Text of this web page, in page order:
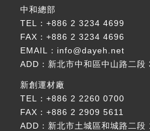
中和總部
TEL： +886 2 3234 4699
FAX：+886 2 3234 4696
EMAIL： info@dayeh.net
ADD： 新北市中和區中山路二
新創運材廠
TEL： +886 2 2260 0700
FAX：+886 2 2909 5611
ADD： 新北市土城區和城路二段